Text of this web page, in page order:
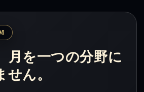
月を一つの分野に
せん。